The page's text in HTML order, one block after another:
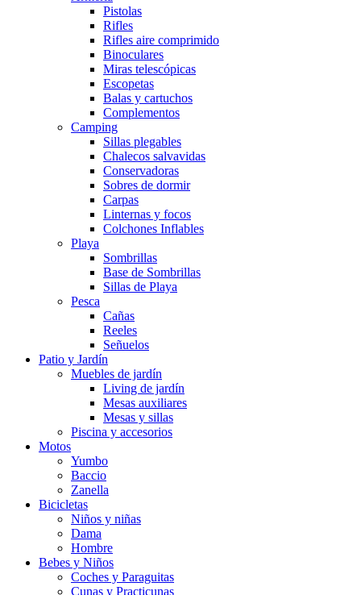
Pistolas
Rifles
Rifles aire comprimido
Binoculares
Miras telescópicas
Escopetas
Balas y cartuchos
Complementos
Camping
Sillas plegables
Chalecos salvavidas
Conservadoras
Sobres de dormir
Carpas
Linternas y focos
Colchones Inflables
Playa
Sombrillas
Base de Sombrillas
Sillas de Playa
Pesca
Cañas
Reeles
Señuelos
Patio y Jardín
Muebles de jardín
Living de jardín
Mesas auxiliares
Mesas y sillas
Piscina y accesorios
Motos
Yumbo
Baccio
Zanella
Bicicletas
Niños y niñas
Dama
Hombre
Bebes y Niños
Coches y Paraguitas
Cunas y Practicunas